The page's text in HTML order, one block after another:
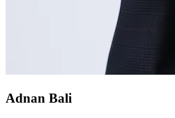
Adnan Bali